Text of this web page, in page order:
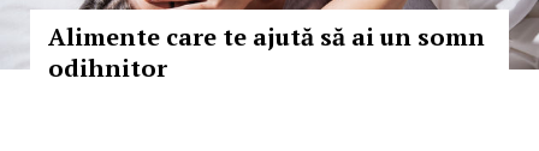
Alimente care te ajută să ai un somn
odihnitor